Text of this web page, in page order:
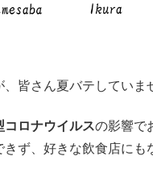
皆さん夏バテしていま
コロナウイルスの影響で
きず、好きな飲食店にも